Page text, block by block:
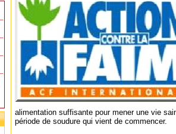
alimentation suffisante pour mener une vie
période de soudure qui vient de commencer.